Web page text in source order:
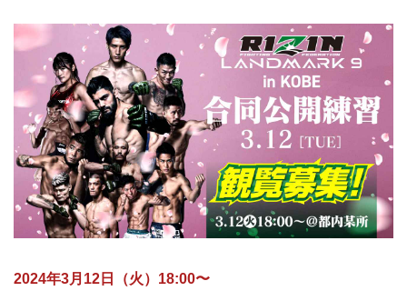
2024年3月12日（火）18:00〜